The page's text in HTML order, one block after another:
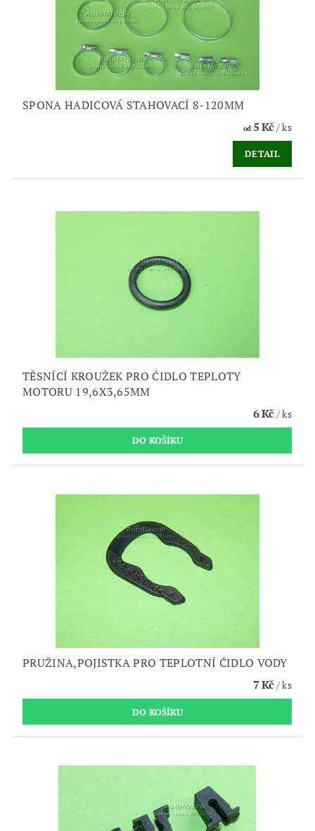
SPONA HADICOVÁ STAHOVACÍ 8-120MM
od5 Kč/ ks
DETAIL
TĚSNÍCÍ KROUŽEK PRO ČIDLO TEPLOTY
MOTORU 19,6X3,65MM
6 Kč/ ks
PRUŽINA,POJISTKA PRO TEPLOTNÍ ČIDLO VODY
7 Kč/ ks